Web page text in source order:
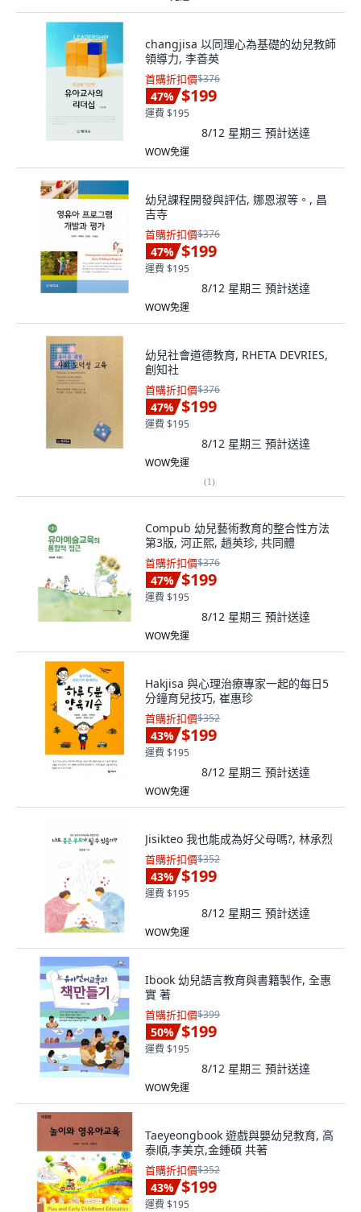
changjisa 以同理心為基礎的幼兒教師
領導力, 李善英
首購折扣價$376
47% $199
運費 $195
8/12 星期三 預計送達
WOW免運
幼兒課程開發與評估, 娜恩淑等。, 昌
吉寺
首購折扣價$376
47% $199
運費 $195
8/12 星期三 預計送達
WOW免運
幼兒社會道德教育, RHETA DEVRIES,
創知社
首購折扣價$376
47% $199
運費 $195
8/12 星期三 預計送達
WOW免運
(1)
Compub 幼兒藝術教育的整合性方法
第3版, 河正熙, 趙英珍, 共同體
首購折扣價$376
47% $199
運費 $195
8/12 星期三 預計送達
WOW免運
Hakjisa 與心理治療專家一起的每日5
分鐘育兒技巧, 崔惠珍
首購折扣價$352
43% $199
運費 $195
8/12 星期三 預計送達
WOW免運
Jisikteo 我也能成為好父母嗎?, 林承烈
首購折扣價$352
43% $199
運費 $195
8/12 星期三 預計送達
WOW免運
Ibook 幼兒語言教育與書籍製作, 全惠
實 著
首購折扣價$399
50% $199
運費 $195
8/12 星期三 預計送達
WOW免運
Taeyeongbook 遊戲與嬰幼兒教育, 高
泰順,李美京,金鍾碩 共著
首購折扣價$352
43% $199
運費 $195